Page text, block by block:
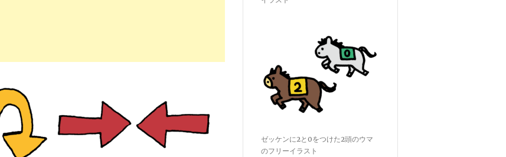
ゼッケンに2と0をつけた2頭のウマ
のフリーイラスト